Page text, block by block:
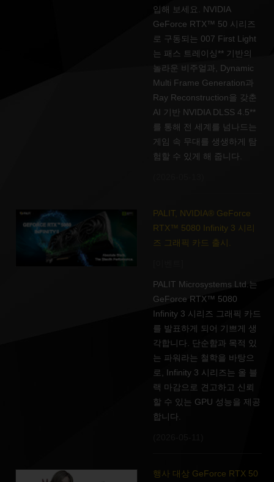
입해 보세요. NVIDIA
GeForce RTX™ 50 시리즈
로 구동되는 007 First Light
는 패스 트레이싱** 기반의
놀라운 비주얼과, Dynamic
Multi Frame Generation과
Ray Reconstruction을 갖춘
AI 기반 NVIDIA DLSS 4.5**
를 통해 전 세계를 넘나드는
게임 속 무대를 생생하게 탐
험할 수 있게 해 줍니다.
PALIT, NVIDIA® GeForce
RTX™ 5080 Infinity 3 시리
즈 그래픽 카드 출시.
PALIT Microsystems Ltd.는
GeForce RTX™ 5080
Infinity 3 시리즈 그래픽 카드
를 발표하게 되어 기쁘게 생
각합니다. 단순함과 목적 있
는 파워라는 철학을 바탕으
로, Infinity 3 시리즈는 올 블
랙 마감으로 견고하고 신뢰
할 수 있는 GPU 성능을 제공
합니다.
행사 대상 GeForce RTX 50